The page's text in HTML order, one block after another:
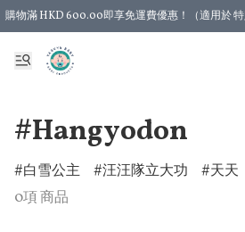
購物滿 HKD 600.00即享免運費優惠！（適用於
#Hangyodon
白雪公主 汪汪隊立大功 天天
0項 商品